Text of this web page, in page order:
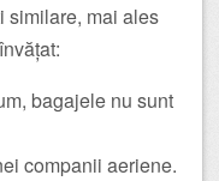
similare, mai ales
bagajele nu sunt
companii aeriene.